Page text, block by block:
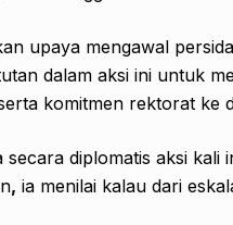
upaya mengawal
dalam aksi ini untuk
komitmen rektorat ke
diplomatis aksi
, ia menilai kalau dari